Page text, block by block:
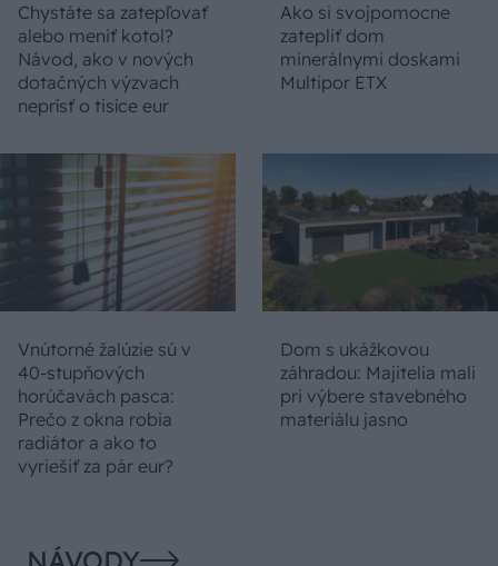
Chystáte sa zatepľovať
alebo meniť kotol?
Návod, ako v nových
dotačných výzvach
neprísť o tisíce eur
Ako si svojpomocne
zatepliť dom
minerálnymi doskami
Multipor ETX
Vnútorné žalúzie sú v
40-stupňových
horúčavách pasca:
Prečo z okna robia
radiátor a ako to
vyriešiť za pár eur?
Dom s ukážkovou
záhradou: Majitelia mali
pri výbere stavebného
materiálu jasno